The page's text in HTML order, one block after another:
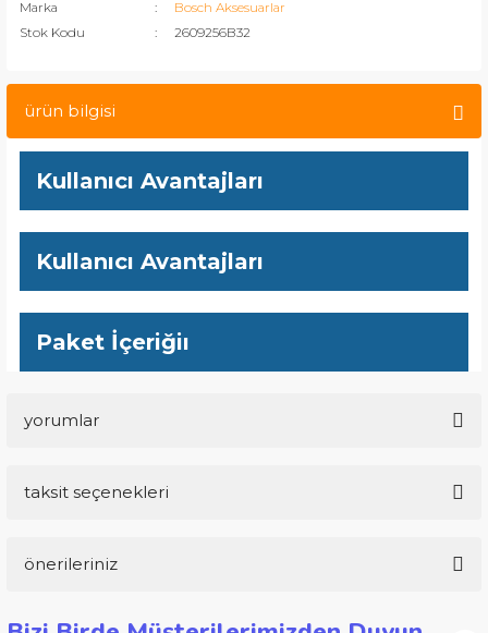
Marka
Bosch Aksesuarlar
Stok Kodu
2609256B32
ürün bilgisi
Kullanıcı Avantajları
Kullanıcı Avantajları
Paket İçeriğiı
yorumlar
taksit seçenekleri
önerileriniz